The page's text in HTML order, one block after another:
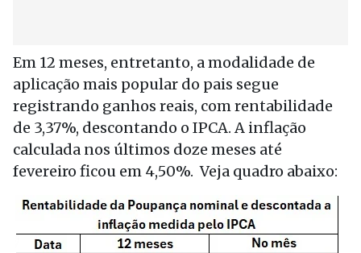
Em 12 meses, entretanto, a modalidade de
aplicação mais popular do pais segue
registrando ganhos reais, com rentabilidade
de 3,37%, descontando o IPCA. A inflação
calculada nos últimos doze meses até
fevereiro ficou em 4,50%. Veja quadro abaixo: